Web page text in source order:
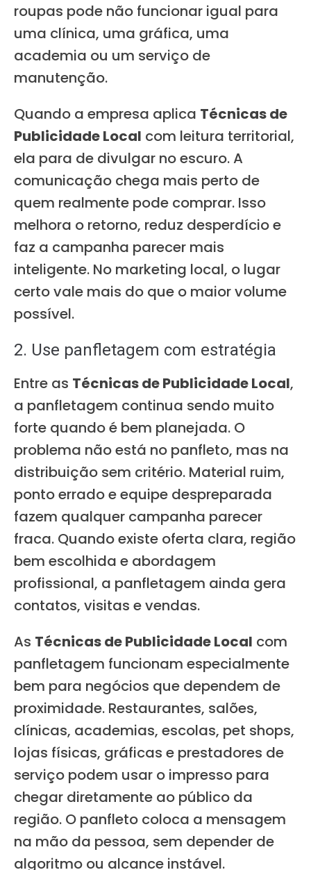
roupas pode não funcionar igual para
uma clínica, uma gráfica, uma
academia ou um serviço de
manutenção.
Quando a empresa aplica Técnicas de
Publicidade Local com leitura territorial,
ela para de divulgar no escuro. A
comunicação chega mais perto de
quem realmente pode comprar. Isso
melhora o retorno, reduz desperdício e
faz a campanha parecer mais
inteligente. No marketing local, o lugar
certo vale mais do que o maior volume
possível.
2. Use panfletagem com estratégia
Entre as Técnicas de Publicidade Local,
a panfletagem continua sendo muito
forte quando é bem planejada. O
problema não está no panfleto, mas na
distribuição sem critério. Material ruim,
ponto errado e equipe despreparada
fazem qualquer campanha parecer
fraca. Quando existe oferta clara, região
bem escolhida e abordagem
profissional, a panfletagem ainda gera
contatos, visitas e vendas.
As Técnicas de Publicidade Local com
panfletagem funcionam especialmente
bem para negócios que dependem de
proximidade. Restaurantes, salões,
clínicas, academias, escolas, pet shops,
lojas físicas, gráficas e prestadores de
serviço podem usar o impresso para
chegar diretamente ao público da
região. O panfleto coloca a mensagem
na mão da pessoa, sem depender de
algoritmo ou alcance instável.